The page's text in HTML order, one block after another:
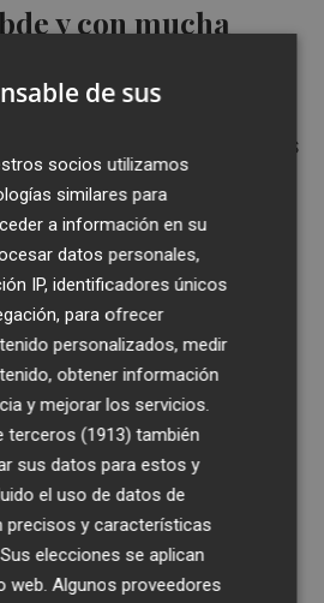
y con mucha
los verdiblancos es el
. Los
en un momento de
ya que su rival, el
(29), pero siguen
de Conference
impulsado por los
tercer equipo con más
lejos:31goles a favor
el quinto equipo
el cuadro sevillano, ya
de sus
socios utilizamos
similares para
a información en su
datos personales,
IP, identificadores únicos
para ofrecer
personalizados, medir
obtener información
y mejorar los servicios.
terceros (1913) también
sus datos para estos y
el uso de datos de
precisos y características
elecciones se aplican
web. Algunos proveedores